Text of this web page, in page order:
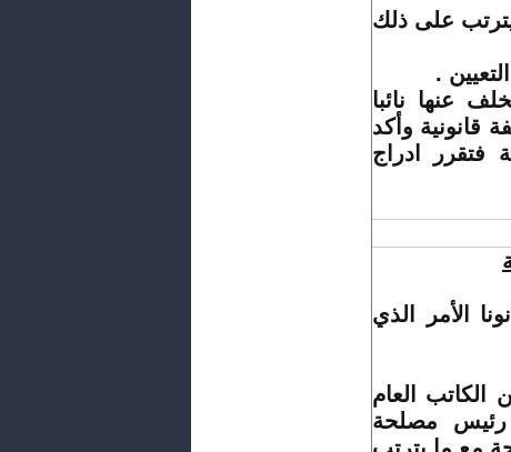
يترتب على ذلك
.
إدراج القضية بجلسة 24 أكتوبر 2013 تخلف عنها نائبا
قانونية وأكد
فتقرر ادراج
الأمر الذي
الكاتب العام
رئيس مصلحة